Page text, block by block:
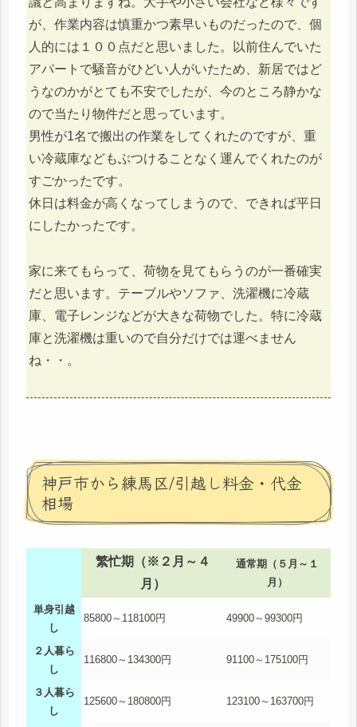
が、作業内容は慎重かつ素早いものだったので、個
人的には１００点だと思いました。以前住んでいた
アパートで騒音がひどい人がいたため、新居ではど
うなのかがとても不安でしたが、今のところ静かな
ので当たり物件だと思っています。
男性が1名で搬出の作業をしてくれたのですが、重
い冷蔵庫などもぶつけることなく運んでくれたのが
すごかったです。
休日は料金が高くなってしまうので、できれば平日
にしたかったです。
家に来てもらって、荷物を見てもらうのが一番確実
だと思います。テーブルやソファ、洗濯機に冷蔵
庫、電子レンジなどが大きな荷物でした。特に冷蔵
庫と洗濯機は重いので自分だけでは運べません
ね・・。
神戸市から練馬区/引越し料金・代金
相場
繁忙期（※２月～４
月）
通常期（５月～１
月）
単身引越
し
85800～118100円 49900～99300円
２人暮ら
し
116800～134300円 91100～175100円
３人暮ら
し
125600～180800円 123100～163700円